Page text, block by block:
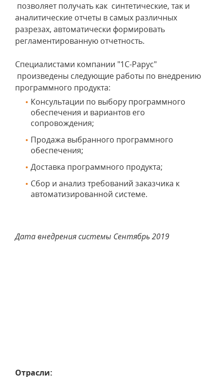
позволяет получать как синтетические, так и
аналитические отчеты в самых различных
разрезах, автоматически формировать
регламентированную отчетность.
Специалистами компании "1С-Рарус"
произведены следующие работы по внедрению
программного продукта:
Консультации по выбору программного
обеспечения и вариантов его
сопровождения;
Продажа выбранного программного
обеспечения;
Доставка программного продукта;
Сбор и анализ требований заказчика к
автоматизированной системе.
Дата внедрения системы Сентябрь 2019
Отрасли: